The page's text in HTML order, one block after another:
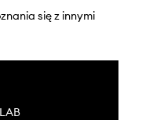
się z innymi